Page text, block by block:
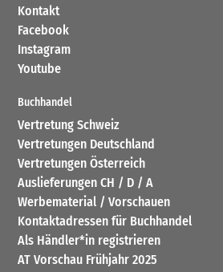
Kontakt
Facebook
Instagram
Youtube
Buchhandel
Vertretung Schweiz
Vertretungen Deutschland
Vertretungen Österreich
Auslieferungen CH / D / A
Werbematerial / Vorschauen
Kontaktadressen für Buchhandel
Als Händler*in registrieren
AT Vorschau Frühjahr 2025